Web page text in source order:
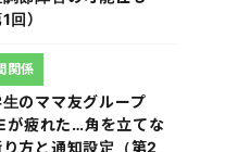
1回）
のママ友グループ
が疲れた…角を立てな
り方と通知設定（第2
関係